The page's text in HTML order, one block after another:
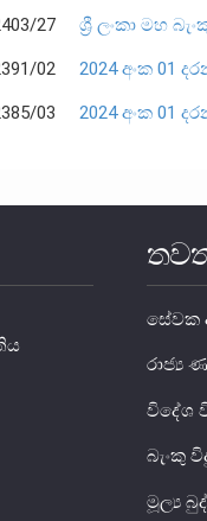
27 ශ්‍රී ලංකා මහ
02 2024 අංක 01
03 2024 අංක 01
සේවක
රාජ්‍ය
විදේශ
බැංකු
මූල්‍ය